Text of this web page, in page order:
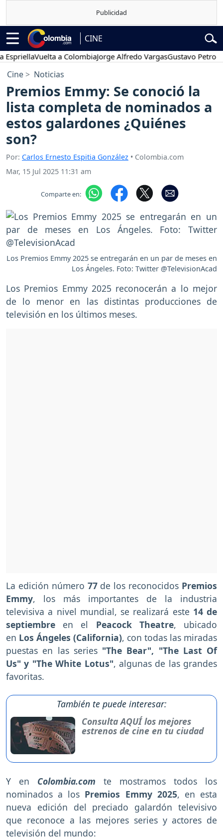
CINE
Vuelta a ColombiaJorge Alfredo VargasGustavo Petro
Cine Noticias
Premios Emmy: Se conoció la
lista completa de nominados a
estos galardones ¿Quiénes
son?
Por: Carlos Ernesto Espitia González • Colombia.com
Mar, 15 Jul 2025 11:31 am
Comparte en:
Los Premios Emmy 2025 se entregarán en un par de meses en
Los Ángeles. Foto: Twitter @TelevisionAcad
Los Premios Emmy 2025 reconocerán a lo mejor
de lo menor en las distintas producciones de
televisión en los últimos meses.
La edición número 77de los reconocidos Premios
Emmy, los más importantes de la industria
televisiva a nivel mundial, se realizará este 14 de
septiembre en el Peacock Theatre, ubicado
en Los Ángeles (California), con todas las miradas
puestas en las series "The Bear", "The Last Of
Us" y "The White Lotus", algunas de las grandes
favoritas.
También te puede interesar:
Consulta AQUÍ los mejores
estrenos de cine en tu ciudad
Y en Colombia.com te mostramos todos los
nominados a los Premios Emmy 2025, en esta
nueva edición del preciado galardón televisivo
que reconoce a las mejores series y actores de
televisión del mundo: